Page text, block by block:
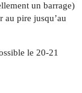
un barrage)
au pire jusqu’au
le 20-21